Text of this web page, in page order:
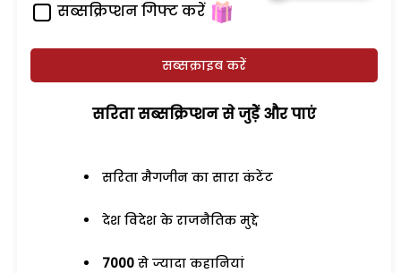
सब्सक्रिप्शन गिफ्ट करें
सब्सक्राइब करें
सरिता सब्सक्रिप्शन से जुड़ेें और पाएं
सरिता मैगजीन का सारा कंटेंट
देश विदेश के राजनैतिक मुद्दे
7000 से ज्यादा कहानियां